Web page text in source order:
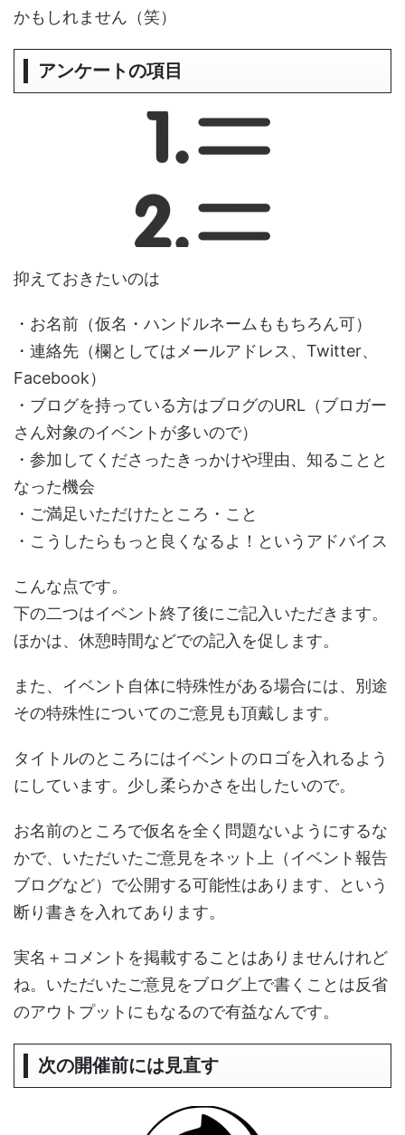
かもしれません（笑）
アンケートの項目
抑えておきたいのは
・お名前（仮名・ハンドルネームももちろん可）
・連絡先（欄としてはメールアドレス、Twitter、
Facebook）
・ブログを持っている方はブログのURL（ブロガー
さん対象のイベントが多いので）
・参加してくださったきっかけや理由、知ることと
なった機会
・ご満足いただけたところ・こと
・こうしたらもっと良くなるよ！というアドバイス
こんな点です。
下の二つはイベント終了後にご記入いただきます。
ほかは、休憩時間などでの記入を促します。
また、イベント自体に特殊性がある場合には、別途
その特殊性についてのご意見も頂戴します。
タイトルのところにはイベントのロゴを入れるよう
にしています。少し柔らかさを出したいので。
お名前のところで仮名を全く問題ないようにするな
かで、いただいたご意見をネット上（イベント報告
ブログなど）で公開する可能性はあります、という
断り書きを入れてあります。
実名＋コメントを掲載することはありませんけれど
ね。いただいたご意見をブログ上で書くことは反省
のアウトプットにもなるので有益なんです。
次の開催前には見直す